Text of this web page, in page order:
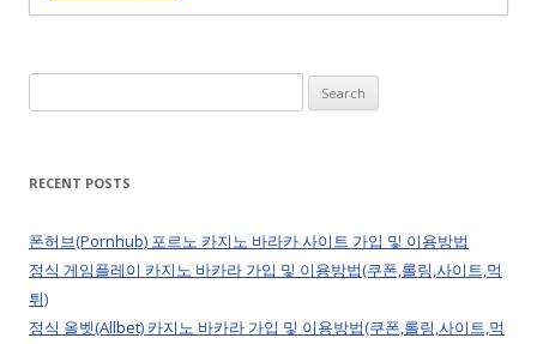
for:
RECENT POSTS
폰허브(Pornhub) 포르노 카지노 바라카 사이트 가입 및 이용방법
정식 게임플레이 카지노 바카라 가입 및 이용방법(쿠폰,롤링,사이트,먹
튀)
정식 올벳(Allbet) 카지노 바카라 가입 및 이용방법(쿠폰,롤링,사이트,먹